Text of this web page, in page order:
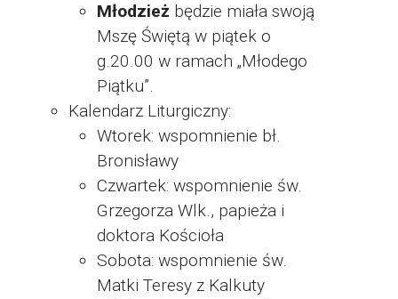
Młodzież będzie miała swoją
Mszę Świętą w piątek o
g.20.00 w ramach „Młodego
Piątku”.
Kalendarz Liturgiczny:
Wtorek: wspomnienie bł.
Bronisławy
Czwartek: wspomnienie św.
Grzegorza Wlk., papieża i
doktora Kościoła
Sobota: wspomnienie św.
Matki Teresy z Kalkuty